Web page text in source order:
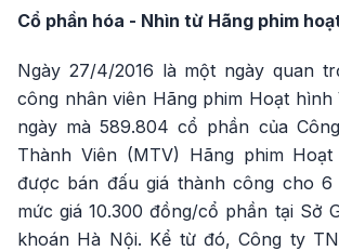
Cổ phần hóa - Nhìn từ Hãng phim
Ngày 27/4/2016 là một ngày quan
công nhân viên Hãng phim Hoạt hình
ngày mà 589.804 cổ phần của
Thành Viên (MTV) Hãng phim
được bán đấu giá thành công cho
mức giá 10.300 đồng/cổ phần tại Sở
khoán Hà Nội. Kể từ đó, Công ty